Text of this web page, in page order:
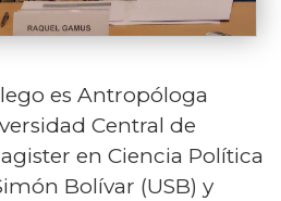
es Antropóloga
Central de
en Ciencia Política
Bolívar (USB) y